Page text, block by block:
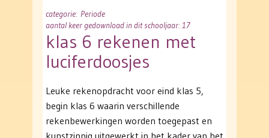
categorie: Periode
aantal keer gedownload in dit schooljaar: 17
klas 6 rekenen met
luciferdoosjes
Leuke rekenopdracht voor eind klas 5,
begin klas 6 waarin verschillende
rekenbewerkingen worden toegepast en